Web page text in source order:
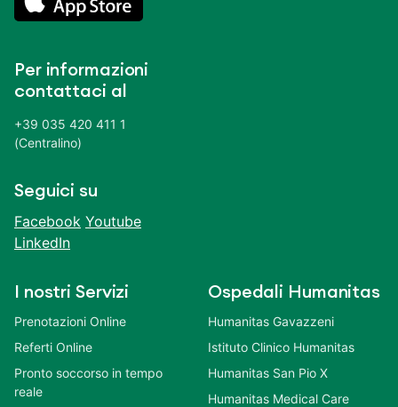
Per informazioni
contattaci al
+39 035 420 411 1
(Centralino)
Seguici su
Facebook Youtube
LinkedIn
I nostri Servizi
Prenotazioni Online
Referti Online
Pronto soccorso in tempo
reale
Ospedali Humanitas
Humanitas Gavazzeni
Istituto Clinico Humanitas
Humanitas San Pio X
Humanitas Medical Care